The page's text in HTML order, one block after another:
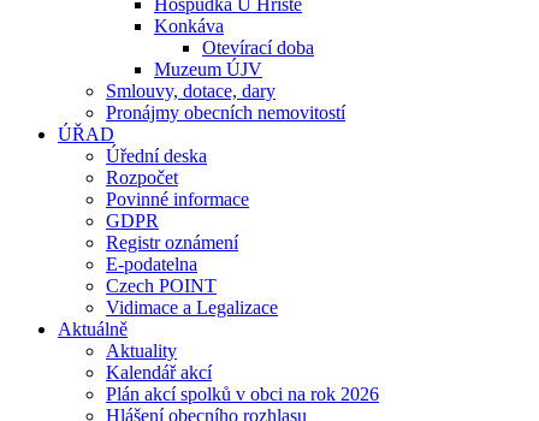
Hospůdka U Hřiště
Konkáva
Otevírací doba
Muzeum ÚJV
Smlouvy, dotace, dary
Pronájmy obecních nemovitostí
ÚŘAD
Úřední deska
Rozpočet
Povinné informace
GDPR
Registr oznámení
E-podatelna
Czech POINT
Vidimace a Legalizace
Aktuálně
Aktuality
Kalendář akcí
Plán akcí spolků v obci na rok 2026
Hlášení obecního rozhlasu